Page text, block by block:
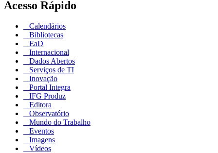
Acesso Rápido
Calendários
Bibliotecas
EaD
Internacional
Dados Abertos
Serviços de TI
Inovação
Portal Integra
IFG Produz
Editora
Observatório
Mundo do Trabalho
Eventos
Imagens
Vídeos